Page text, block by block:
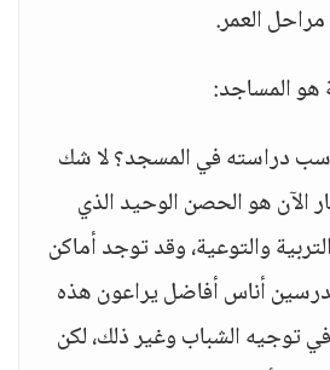
العمر.
هو المساجد:
دراسته في المسجد؟ لا شك
الآن هو الحصن الوحيد الذي
والتوعية، وقد توجد أماكن
أناس أفاضل يراعون هذه
في توجيه الشباب وغير ذلك، لكن